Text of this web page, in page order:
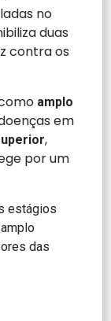
no
duas
contra os
amplo
em
,
por um
estágios
das